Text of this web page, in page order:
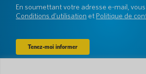
(Obligatoire)
En soumettant votre adresse e-mail,
Conditions d'utilisation et Politique de